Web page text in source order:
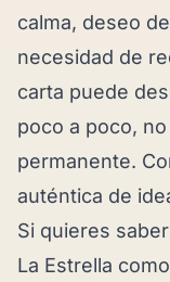
calma, deseo
necesidad de
carta puede
poco a poco,
permanente.
auténtica de
Si quieres
La Estrella